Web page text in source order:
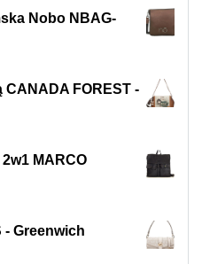
Nobo NBAG-
FOREST -
MARCO
- Greenwich